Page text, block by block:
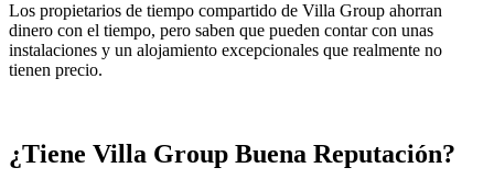
Los propietarios de tiempo compartido de Villa Group ahorran
dinero con el tiempo, pero saben que pueden contar con unas
instalaciones y un alojamiento excepcionales que realmente no
tienen precio.
¿Tiene Villa Group Buena Reputación?